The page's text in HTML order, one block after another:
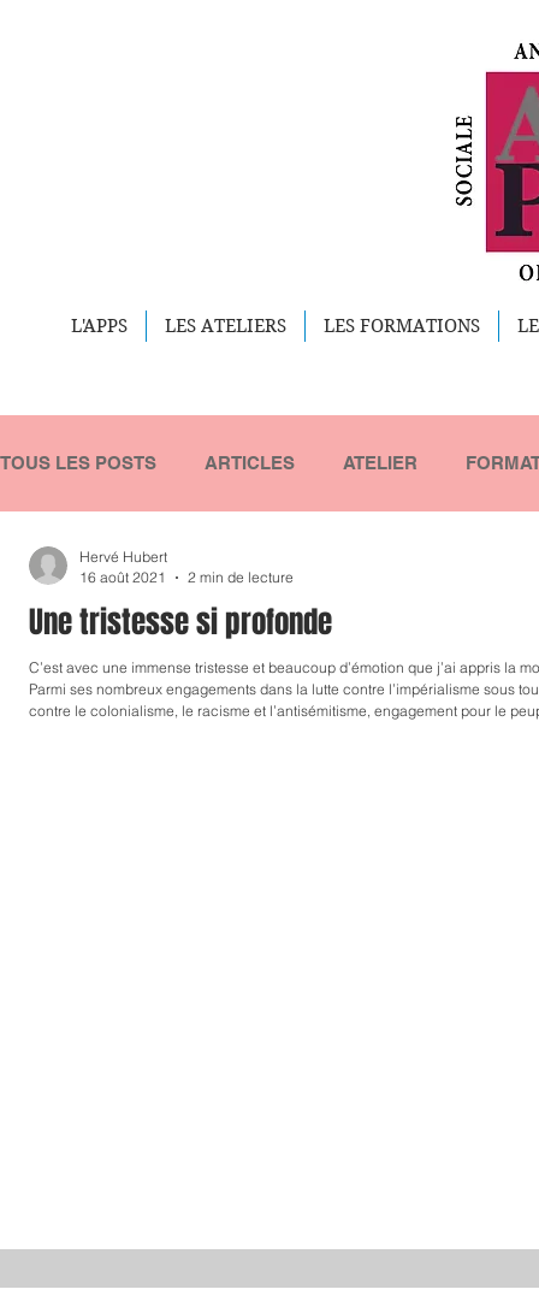
L'APPS LES ATELIERS LES FORMATIONS
TOUS LES POSTS ARTICLES ATELIER
TRAVAUX DE RECHERCHE
Une tristesse si profonde
C’est avec une immense tristesse et beaucoup d’émotion que j’ai appris la
Parmi ses nombreux engagements dans la lutte contre l’impérialisme sous
contre le colonialisme, le racisme et l’antisémitisme, engagement pour le
Hervé Hubert
16 août 2021
2 min de lecture